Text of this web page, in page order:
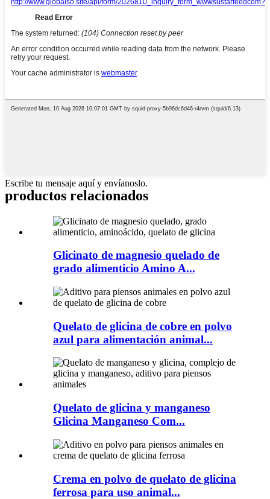
Escribe tu mensaje aquí y envíanoslo.
productos relacionados
Glicinato de magnesio quelado de
grado alimenticio Amino A...
Quelato de glicina de cobre en polvo
azul para alimentación animal...
Quelato de glicina y manganeso
Glicina Manganeso Com...
Crema en polvo de quelato de glicina
ferrosa para uso animal...